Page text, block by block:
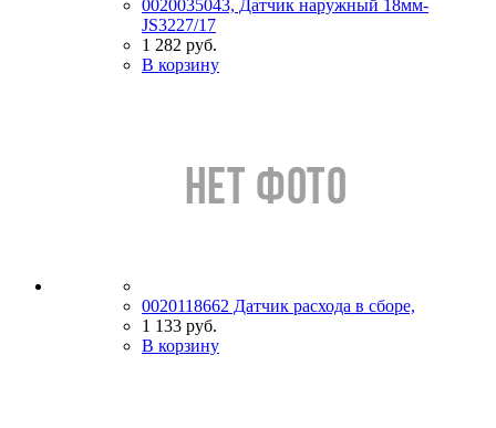
0020035043, Датчик наружный 18мм-
JS3227/17
1 282 руб.
В корзину
0020118662 Датчик расхода в сборе,
1 133 руб.
В корзину